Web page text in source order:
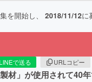
を開始し、 2018/11/12に
LINEで送る URLコピー
材」が使用されて40